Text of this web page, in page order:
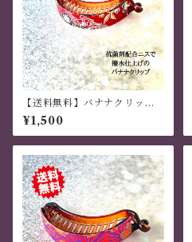
【送料無料】バナナクリップ
アーチ型 桜がそよ風に舞う
茶色 薄いラメ 現代千代
紙・和紙
¥1,500